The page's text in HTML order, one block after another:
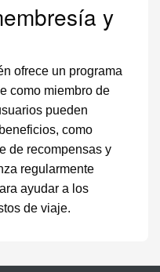
y
ofrece un programa
como miembro de
pueden
como
de recompensas y
regularmente
ayudar a los
de viaje.